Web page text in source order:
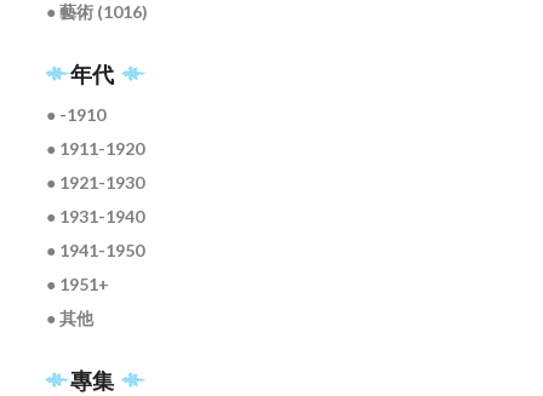
● 藝術 (1016)
年代
● -1910
● 1911-1920
● 1921-1930
● 1931-1940
● 1941-1950
● 1951+
● 其他
專集